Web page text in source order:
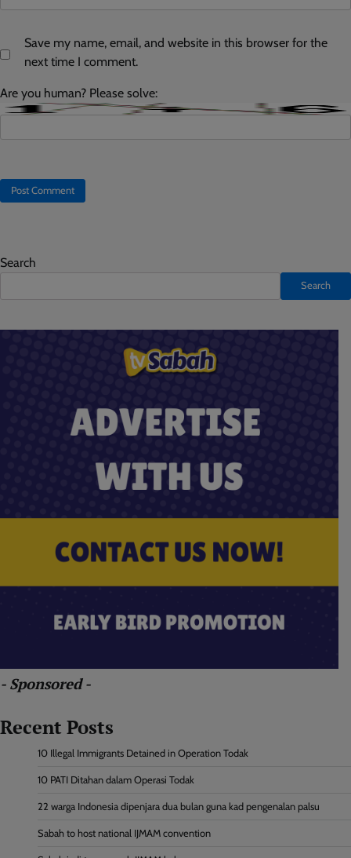
Save my name, email, and website in this browser for the
next time I comment.
Are you human? Please solve:
Search
Search
- Sponsored -
Recent Posts
10 Illegal Immigrants Detained in Operation Todak
10 PATI Ditahan dalam Operasi Todak
22 warga Indonesia dipenjara dua bulan guna kad pengenalan palsu
Sabah to host national IJMAM convention